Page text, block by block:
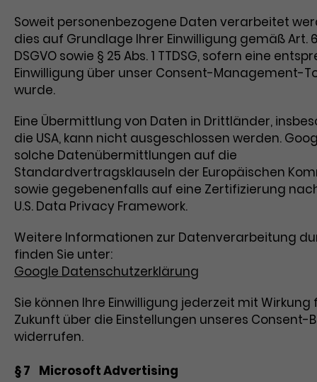
Soweit personenbezogene Daten verarbeitet
dies auf Grundlage Ihrer Einwilligung gemäß Art. 6
DSGVO sowie § 25 Abs. 1 TTDSG, sofern eine
Einwilligung über unser Consent-Management-
wurde.
Eine Übermittlung von Daten in Drittländer,
die USA, kann nicht ausgeschlossen werden.
solche Datenübermittlungen auf die
Standardvertragsklauseln der Europäischen
sowie gegebenenfalls auf eine Zertifizierung
U.S. Data Privacy Framework.
Weitere Informationen zur Datenverarbeitung
finden Sie unter:
Google Datenschutzerklärung
Sie können Ihre Einwilligung jederzeit mit Wirkung
Zukunft über die Einstellungen unseres Consent-
widerrufen.
§ 7 Microsoft Advertising